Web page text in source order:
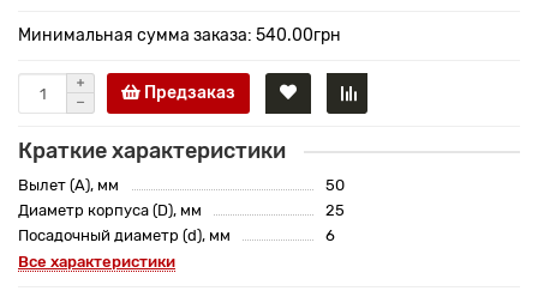
Минимальная сумма заказа: 540.00грн
Предзаказ
Краткие характеристики
Вылет (A), мм
50
Диаметр корпуса (D), мм
25
Посадочный диаметр (d), мм
6
Все характеристики